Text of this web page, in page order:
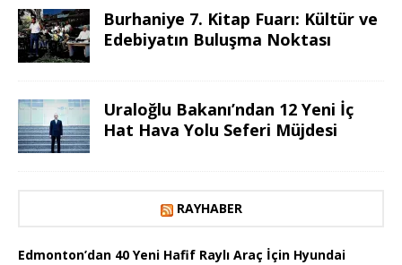
Burhaniye 7. Kitap Fuarı: Kültür ve
Edebiyatın Buluşma Noktası
Uraloğlu Bakanı’ndan 12 Yeni İç
Hat Hava Yolu Seferi Müjdesi
RAYHABER
Edmonton’dan 40 Yeni Hafif Raylı Araç İçin Hyundai